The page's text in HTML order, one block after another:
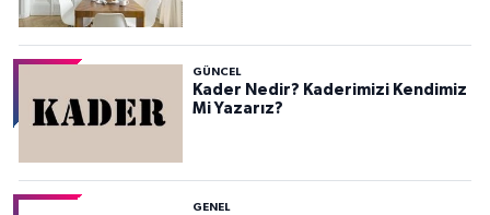
GÜNCEL
Kader Nedir? Kaderimizi Kendimiz
Mi Yazarız?
GENEL